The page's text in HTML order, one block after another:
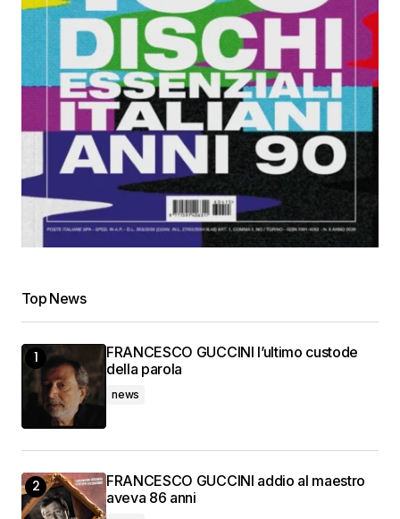
Top News
FRANCESCO GUCCINI l’ultimo custode
della parola
news
FRANCESCO GUCCINI addio al maestro
aveva 86 anni